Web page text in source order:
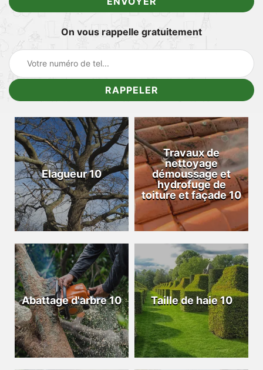
On vous rappelle gratuitement
Elagueur 10
Travaux de
nettoyage
démoussage et
hydrofuge de
toiture et façade 10
Abattage d'arbre 10 Taille de haie 10